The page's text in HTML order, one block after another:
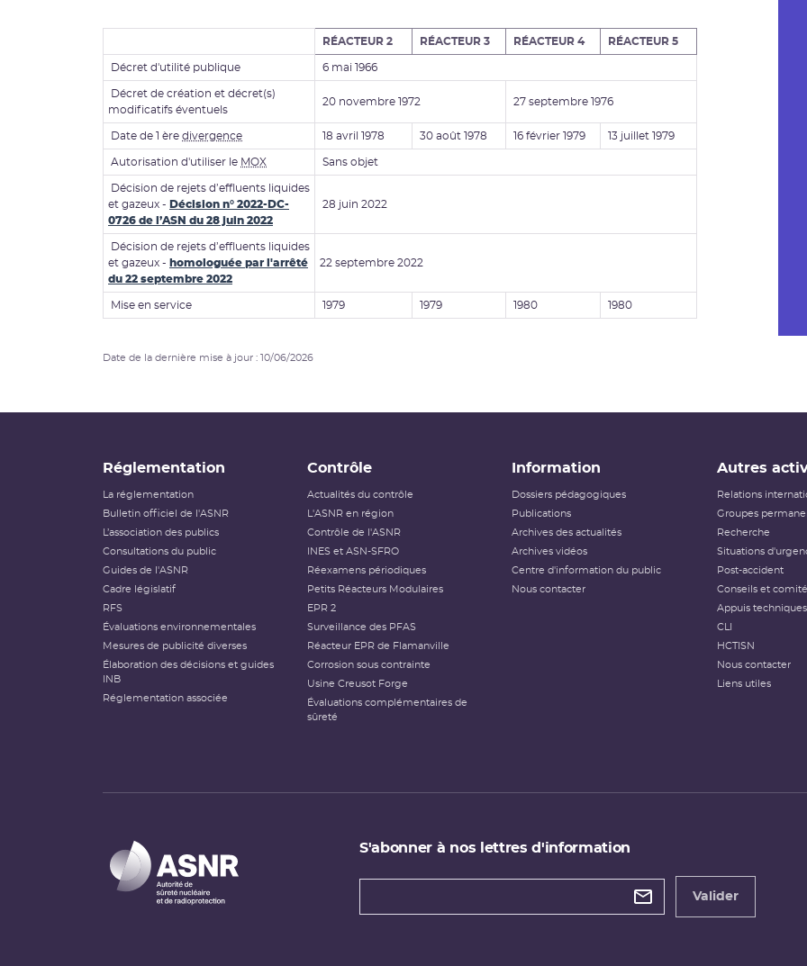
RÉACTEUR 2 RÉACTEUR 3 RÉACTEUR 4 RÉACTEUR 5
Décret d'utilité publique 6 mai 1966
Décret de création et décret(s)
modificatifs éventuels
20 novembre 1972 27 septembre 1976
Date de 1 ère divergence 18 avril 1978 30 août 1978 16 février 1979 13 juillet 1979
Autorisation d'utiliser le MOX Sans objet
Décision de rejets d’effluents liquides
et gazeux - Décision n° 2022-DC-
0726 de l’ASN du 28 juin 2022
28 juin 2022
Décision de rejets d’effluents liquides
et gazeux - homologuée par l'arrêté
du 22 septembre 2022
22 septembre 2022
Mise en service 1979 1979 1980 1980
Date de la dernière mise à jour : 10/06/2026
Réglementation
La réglementation
Bulletin officiel de l'ASNR
L’association des publics
Consultations du public
Guides de l'ASNR
Cadre législatif
RFS
Évaluations environnementales
Mesures de publicité diverses
Élaboration des décisions et guides
INB
Réglementation associée
Contrôle
Actualités du contrôle
L'ASNR en région
Contrôle de l'ASNR
INES et ASN-SFRO
Réexamens périodiques
Petits Réacteurs Modulaires
EPR 2
Surveillance des PFAS
Réacteur EPR de Flamanville
Corrosion sous contrainte
Usine Creusot Forge
Évaluations complémentaires de
sûreté
Information
Dossiers pédagogiques
Publications
Archives des actualités
Archives vidéos
Centre d'information du public
Nous contacter
Autres
Relations
Groupes
Recherche
Situations
Post-accident
Conseils et
Appuis
CLI
HCTISN
Nous contacter
Liens utiles
S'abonner à nos lettres d'information
Types de
Valider